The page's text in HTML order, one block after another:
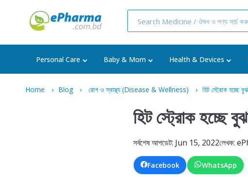
Personal Care Baby & Mom Health & Devices
Home Blog রোগ ও স্বাস্থ্য (Disease & Wellness) হিট স্ট্রোক হচ্ছে
হিট স্ট্রোক হচ্ছে
সর্বশেষ আপডেট: Jun 15, 2022লেখক:
Facebook WhatsApp